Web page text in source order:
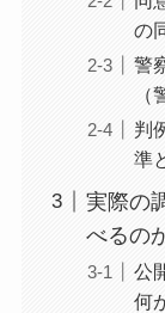
の
警
（
判
準
実際の
べるの
公
何